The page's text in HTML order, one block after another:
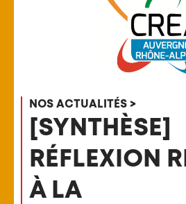
NOS ACTUALITÉS >
[SYNTHÈSE]
RÉFLEXION
À LA